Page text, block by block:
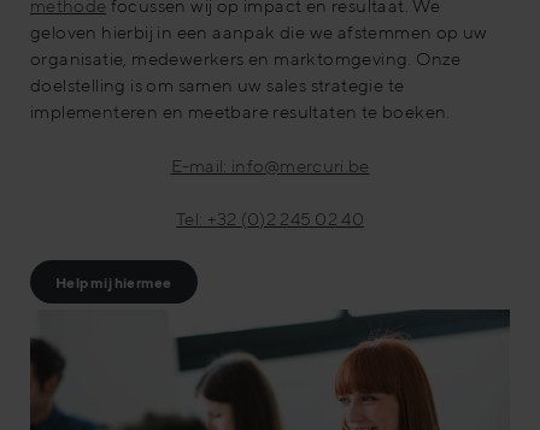
methode focussen wij op impact en resultaat. We
geloven hierbij in een aanpak die we afstemmen op uw
organisatie, medewerkers en marktomgeving. Onze
doelstelling is om samen uw sales strategie te
implementeren en meetbare resultaten te boeken.
E-mail: info@mercuri.be
Tel: +32 (0)2 245 02 40
Help mij hiermee